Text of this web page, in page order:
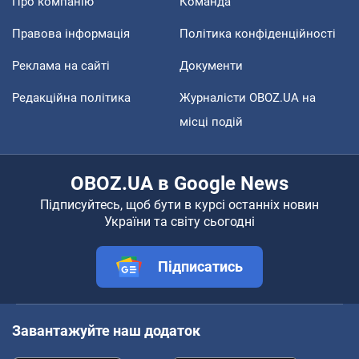
Правова інформація Політика конфіденційності
Реклама на сайті Документи
Редакційна політика
Журналісти OBOZ.UA на
місці подій
OBOZ.UA в Google News
Підписуйтесь, щоб бути в курсі останніх новин
України та світу сьогодні
Підписатись
Завантажуйте наш додаток